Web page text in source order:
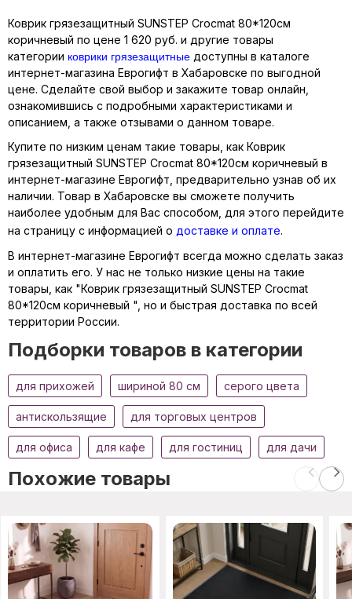
Коврик грязезащитный SUNSTEP Crocmat 80*120см
коричневый по цене 1 620 руб. и другие товары
категории коврики грязезащитные доступны в каталоге
интернет-магазина Еврогифт в Хабаровске по выгодной
цене. Сделайте свой выбор и закажите товар онлайн,
ознакомившись с подробными характеристиками и
описанием, а также отзывами о данном товаре.
Купите по низким ценам такие товары, как Коврик
грязезащитный SUNSTEP Crocmat 80*120см коричневый в
интернет-магазине Еврогифт, предварительно узнав об их
наличии. Товар в Хабаровске вы сможете получить
наиболее удобным для Вас способом, для этого перейдите
на страницу с информацией о доставке и оплате.
В интернет-магазине Еврогифт всегда можно сделать заказ
и оплатить его. У нас не только низкие цены на такие
товары, как "Коврик грязезащитный SUNSTEP Crocmat
80*120см коричневый ", но и быстрая доставка по всей
территории России.
Подборки товаров в категории
для прихожей шириной 80 см серого цвета
антискользящие для торговых центров
для офиса для кафе для гостиниц для дачи
Похожие товары